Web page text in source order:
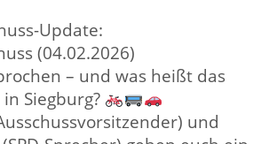
Update:
(04.02.2026)
– und was heißt das
Siegburg?
und